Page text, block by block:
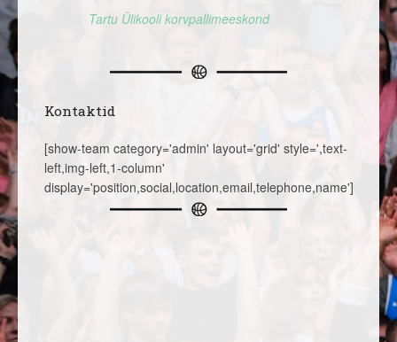
Tartu Ülikooli korvpallimeeskond
Kontaktid
[show-team category='admin' layout='grid' style=',text-
left,img-left,1-column'
display='position,social,location,email,telephone,name']